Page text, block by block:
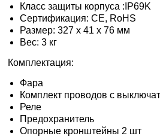
Класс защиты корпуса :IP69K
Сертификация: CE, RoHS
Размер: 327 х 41 х 76 мм
Вес: 3 кг
Комплектация:
Фара
Комплект проводов с
Реле
Предохранитель
Опорные кронштейны 2 шт